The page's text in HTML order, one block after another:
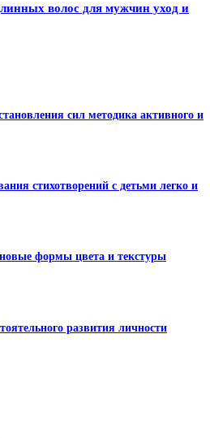
волос для мужчин уход и
сил методика активного и
стихотворений с детьми легко и
формы цвета и текстуры
развития личности